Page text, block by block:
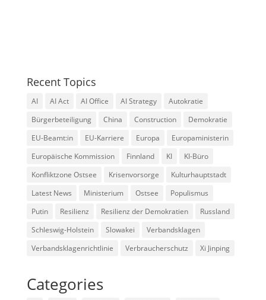
Recent Topics
AI AI Act AI Office AI Strategy
Autokratie
Bürgerbeteiligung
China Construction
Demokratie
EU-Beamt:in
EU-Karriere Europa
Europaministerin
Europäische Kommission
Finnland KI
KI-Büro
Konfliktzone Ostsee
Krisenvorsorge
Kulturhauptstadt
Latest News
Ministerium Ostsee
Populismus
Putin
Resilienz Resilienz der Demokratien
Russland
Schleswig-Holstein
Slowakei
Verbandsklagen
Verbandsklagenrichtlinie
Verbraucherschutz Xi Jinping
Categories